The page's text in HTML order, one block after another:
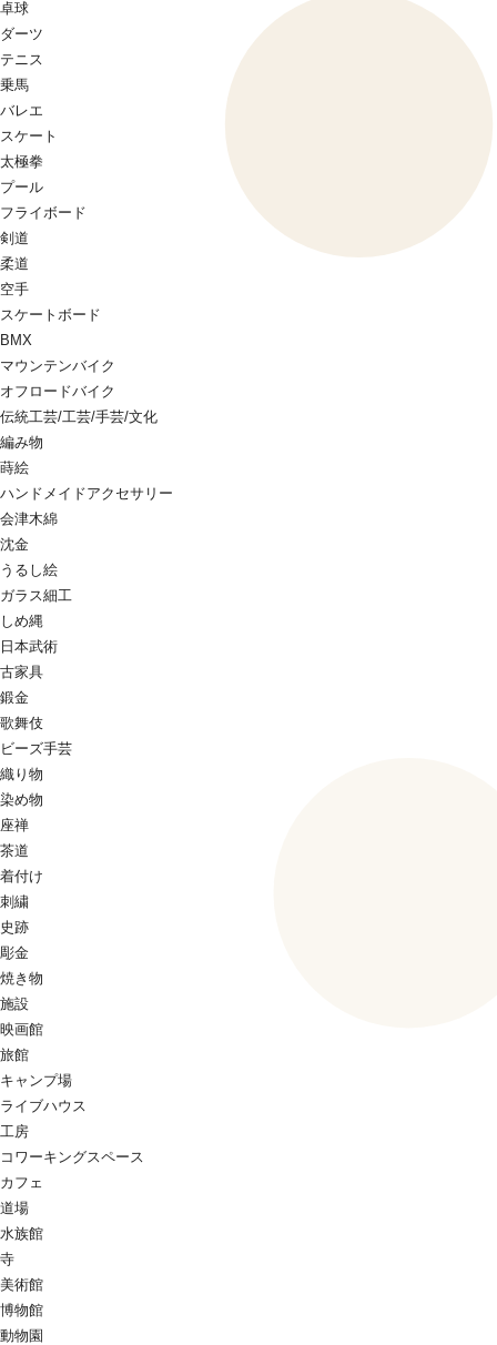
卓球
ダーツ
テニス
乗馬
バレエ
スケート
太極拳
プール
フライボード
剣道
柔道
空手
スケートボード
BMX
マウンテンバイク
オフロードバイク
伝統工芸/工芸/手芸/文化
編み物
蒔絵
ハンドメイドアクセサリー
会津木綿
沈金
うるし絵
ガラス細工
しめ縄
日本武術
古家具
鍛金
歌舞伎
ビーズ手芸
織り物
染め物
座禅
茶道
着付け
刺繍
史跡
彫金
焼き物
施設
映画館
旅館
キャンプ場
ライブハウス
工房
コワーキングスペース
カフェ
道場
水族館
寺
美術館
博物館
動物園